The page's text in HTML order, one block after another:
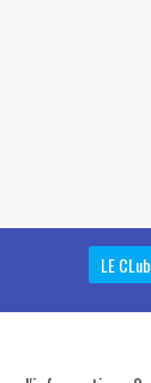
LE CLub